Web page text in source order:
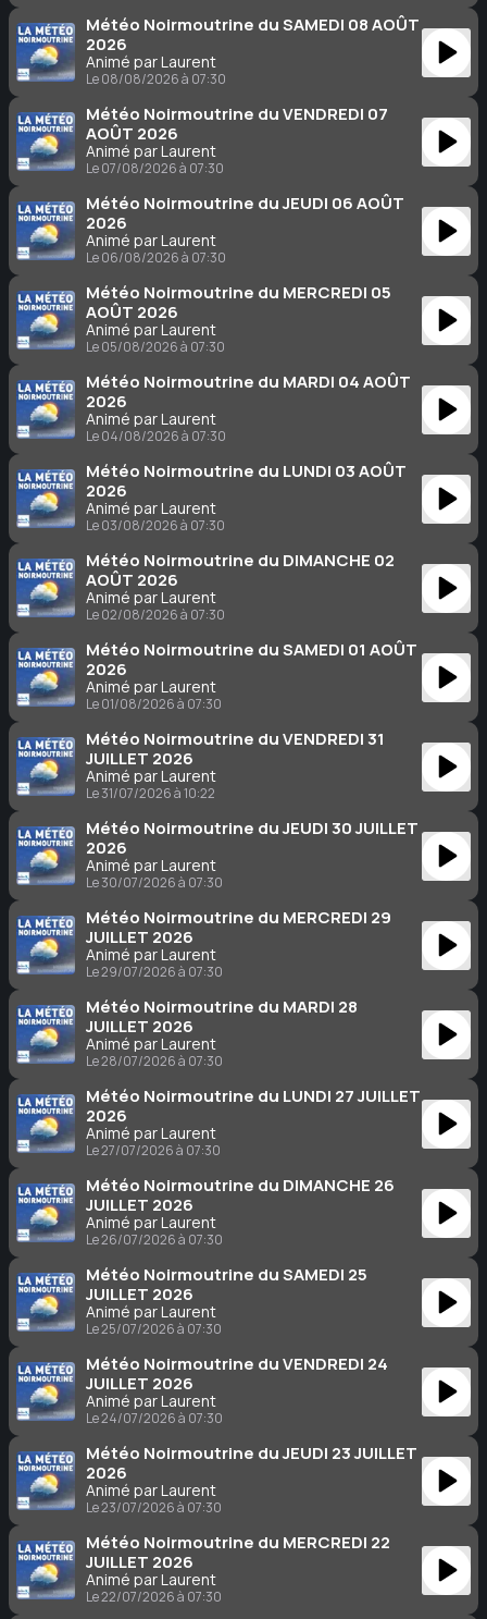
Météo Noirmoutrine du SAMEDI 08 AOÛT
2026
Animé par Laurent
Le 08/08/2026 à 07:30
Météo Noirmoutrine du VENDREDI 07
AOÛT 2026
Animé par Laurent
Le 07/08/2026 à 07:30
Météo Noirmoutrine du JEUDI 06 AOÛT
2026
Animé par Laurent
Le 06/08/2026 à 07:30
Météo Noirmoutrine du MERCREDI 05
AOÛT 2026
Animé par Laurent
Le 05/08/2026 à 07:30
Météo Noirmoutrine du MARDI 04 AOÛT
2026
Animé par Laurent
Le 04/08/2026 à 07:30
Météo Noirmoutrine du LUNDI 03 AOÛT
2026
Animé par Laurent
Le 03/08/2026 à 07:30
Météo Noirmoutrine du DIMANCHE 02
AOÛT 2026
Animé par Laurent
Le 02/08/2026 à 07:30
Météo Noirmoutrine du SAMEDI 01 AOÛT
2026
Animé par Laurent
Le 01/08/2026 à 07:30
Météo Noirmoutrine du VENDREDI 31
JUILLET 2026
Animé par Laurent
Le 31/07/2026 à 10:22
Météo Noirmoutrine du JEUDI 30 JUILLET
2026
Animé par Laurent
Le 30/07/2026 à 07:30
Météo Noirmoutrine du MERCREDI 29
JUILLET 2026
Animé par Laurent
Le 29/07/2026 à 07:30
Météo Noirmoutrine du MARDI 28
JUILLET 2026
Animé par Laurent
Le 28/07/2026 à 07:30
Météo Noirmoutrine du LUNDI 27 JUILLET
2026
Animé par Laurent
Le 27/07/2026 à 07:30
Météo Noirmoutrine du DIMANCHE 26
JUILLET 2026
Animé par Laurent
Le 26/07/2026 à 07:30
Météo Noirmoutrine du SAMEDI 25
JUILLET 2026
Animé par Laurent
Le 25/07/2026 à 07:30
Météo Noirmoutrine du VENDREDI 24
JUILLET 2026
Animé par Laurent
Le 24/07/2026 à 07:30
Météo Noirmoutrine du JEUDI 23 JUILLET
2026
Animé par Laurent
Le 23/07/2026 à 07:30
Météo Noirmoutrine du MERCREDI 22
JUILLET 2026
Animé par Laurent
Le 22/07/2026 à 07:30